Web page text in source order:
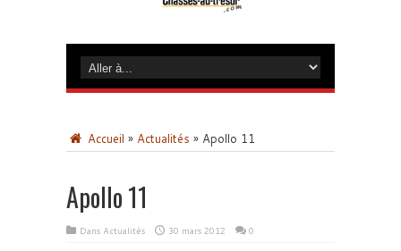
Accueil » Actualités » Apollo 11
Apollo 11
Dans Actualités 30 mars 2012 0